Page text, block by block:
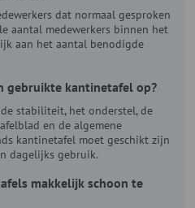
dat normaal gesproken
aantal medewerkers binnen het
aan het aantal benodigde
gebruikte kantinetafel op?
stabiliteit, het onderstel, de
en de algemene
kantinetafel moet geschikt zijn
dagelijks gebruik.
makkelijk schoon te